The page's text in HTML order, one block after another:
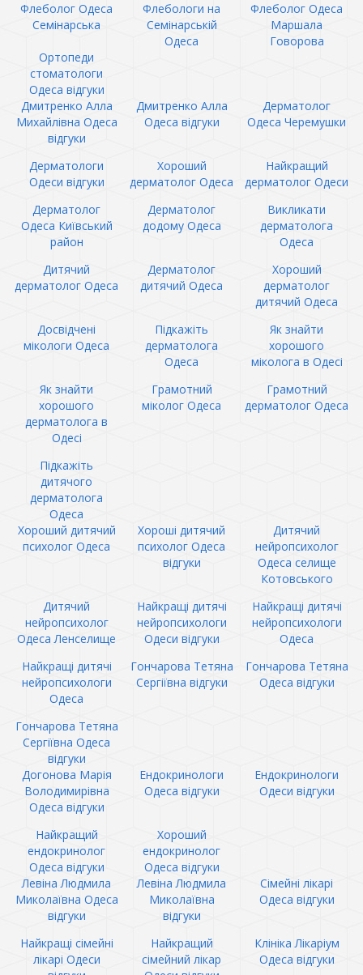
Флеболог Одеса
Семінарська
Флебологи на
Семінарській
Одеса
Флеболог Одеса
Маршала
Говорова
Ортопеди
стоматологи
Одеса відгуки
Дмитренко Алла
Михайлівна Одеса
відгуки
Дмитренко Алла
Одеса відгуки
Дерматолог
Одеса Черемушки
Дерматологи
Одеси відгуки
Хороший
дерматолог Одеса
Найкращий
дерматолог Одеси
Дерматолог
Одеса Київський
район
Дерматолог
додому Одеса
Викликати
дерматолога
Одеса
Дитячий
дерматолог Одеса
Дерматолог
дитячий Одеса
Хороший
дерматолог
дитячий Одеса
Досвідчені
мікологи Одеса
Підкажіть
дерматолога
Одеса
Як знайти
хорошого
міколога в Одесі
Як знайти
хорошого
дерматолога в
Одесі
Грамотний
міколог Одеса
Грамотний
дерматолог Одеса
Підкажіть
дитячого
дерматолога
Одеса
Хороший дитячий
психолог Одеса
Хороші дитячий
психолог Одеса
відгуки
Дитячий
нейропсихолог
Одеса селище
Котовського
Дитячий
нейропсихолог
Одеса Ленселище
Найкращі дитячі
нейропсихологи
Одеси відгуки
Найкращі дитячі
нейропсихологи
Одеса
Найкращі дитячі
нейропсихологи
Одеса
Гончарова Тетяна
Сергіївна відгуки
Гончарова Тетяна
Одеса відгуки
Гончарова Тетяна
Сергіївна Одеса
відгуки
Догонова Марія
Володимирівна
Одеса відгуки
Ендокринологи
Одеса відгуки
Ендокринологи
Одеси відгуки
Найкращий
ендокринолог
Одеса відгуки
Хороший
ендокринолог
Одеса відгуки
Левіна Людмила
Миколаївна Одеса
відгуки
Левіна Людмила
Миколаївна
відгуки
Сімейні лікарі
Одеса відгуки
Найкращі сімейні
лікарі Одеси
Найкращий
сімейний лікар
Клініка Лікаріум
Одеса відгуки